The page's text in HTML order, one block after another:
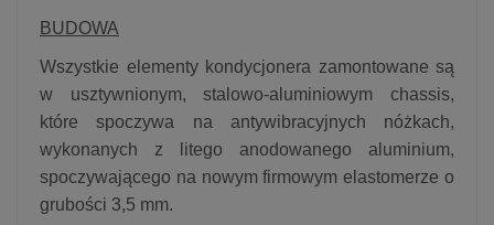
BUDOWA
Wszystkie elementy kondycjonera zamontowane są
w usztywnionym, stalowo-aluminiowym chassis,
które spoczywa na antywibracyjnych nóżkach,
wykonanych z litego anodowanego aluminium,
spoczywającego na nowym firmowym elastomerze o
grubości 3,5 mm.